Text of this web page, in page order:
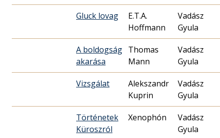
Gluck lovag
E.T.A.
Hoffmann
Vadász
Gyula
A boldogság
akará­sa
Thomas
Mann
Vadász
Gyula
Vizsgálat
Alekszandr
Kuprin
Vadász
Gyula
Történetek
Küroszról
Xenophón
Vadász
Gyula